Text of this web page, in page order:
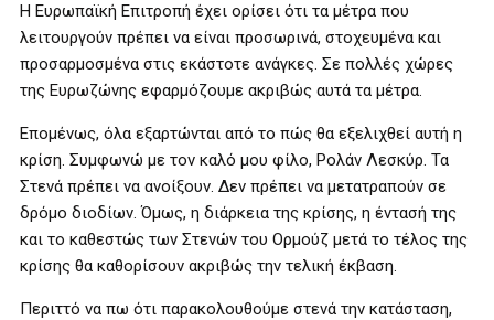
Η Ευρωπαϊκή Επιτροπή έχει ορίσει ότι τα μέτρα που
λειτουργούν πρέπει να είναι προσωρινά, στοχευμένα και
προσαρμοσμένα στις εκάστοτε ανάγκες. Σε πολλές χώρες
της Ευρωζώνης εφαρμόζουμε ακριβώς αυτά τα μέτρα.
Επομένως, όλα εξαρτώνται από το πώς θα εξελιχθεί αυτή η
κρίση. Συμφωνώ με τον καλό μου φίλο, Ρολάν Λεσκύρ. Τα
Στενά πρέπει να ανοίξουν. Δεν πρέπει να μετατραπούν σε
δρόμο διοδίων. Όμως, η διάρκεια της κρίσης, η έντασή της
και το καθεστώς των Στενών του Ορμούζ μετά το τέλος της
κρίσης θα καθορίσουν ακριβώς την τελική έκβαση.
Περιττό να πω ότι παρακολουθούμε στενά την κατάσταση,